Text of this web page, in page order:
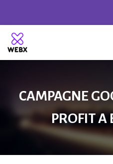
CAMPAGNE
PROFIT A